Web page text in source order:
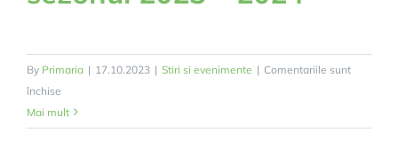
By Primaria | 17.10.2023 | Stiri si evenimente | Comentariile sunt
închise
Ajutoare
pentru
Mai mult